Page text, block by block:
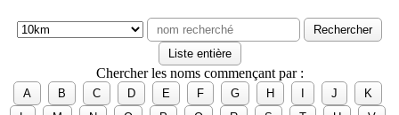
Chercher les noms commençant par :